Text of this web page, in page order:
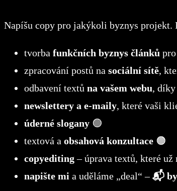
Napíšu copy pro jakýkoli byznys projekt.
tvorba funkčních byznys článků pro
zpracování postů na sociální sítě,
odbavení textů na vašem webu,
newslettery a e-maily, které vaši
úderné slogany 🟢
textová a obsahová konzultace 🟠
copyediting– úprava textů, které
napište mi a uděláme „deal“ –📬